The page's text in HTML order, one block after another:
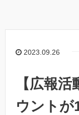
2023.09.26
【広報
ウントが